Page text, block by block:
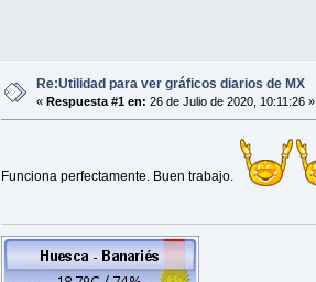
Re:Utilidad para ver gráficos diarios de MX
«Respuesta #1 en: 26 de Julio de 2020, 10:11:26 »
Funciona perfectamente. Buen trabajo.